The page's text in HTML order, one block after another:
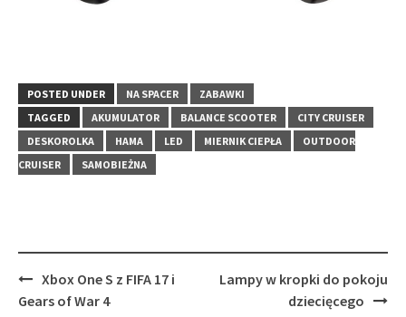
POSTED UNDER NA SPACER
ZABAWKI
TAGGED
AKUMULATOR BALANCE SCOOTER
CITY CRUISER
DESKOROLKA
HAMA LED MIERNIK CIEPŁA
OUTDOOR
CRUISER
SAMOBIEŻNA
Post
navigation
Xbox One S z FIFA 17 i
Gears of War 4
Lampy w kropki do pokoju
dziecięcego